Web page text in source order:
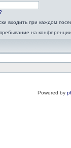
входить при каждом
на
Powered by